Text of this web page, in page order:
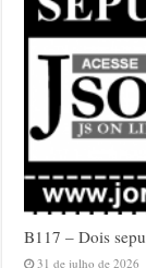
B117 – Dois
31 de julho de 2026